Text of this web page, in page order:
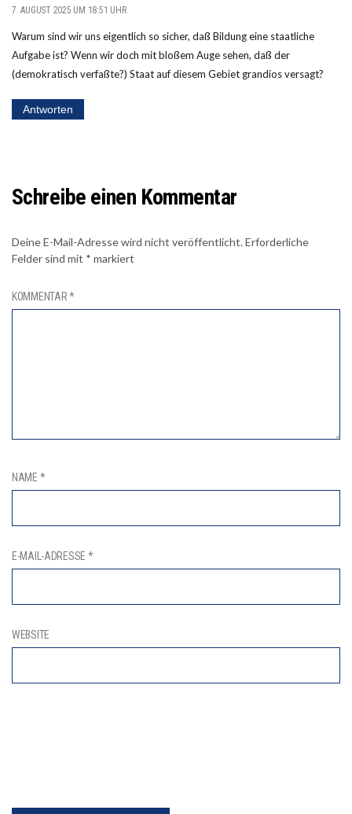
7. AUGUST 2025 UM 18:51 UHR
Warum sind wir uns eigentlich so sicher, daß Bildung eine staatliche
Aufgabe ist? Wenn wir doch mit bloßem Auge sehen, daß der
(demokratisch verfaßte?) Staat auf diesem Gebiet grandios versagt?
Antworten
Schreibe einen Kommentar
Deine E-Mail-Adresse wird nicht veröffentlicht.Erforderliche
Felder sind mit * markiert
KOMMENTAR*
NAME *
E-MAIL-ADRESSE *
WEBSITE